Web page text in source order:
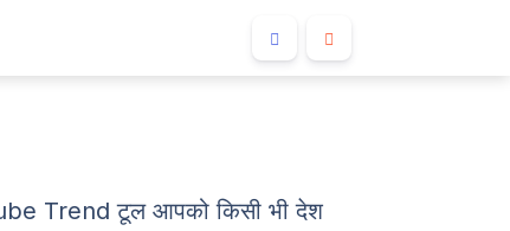
Trend टूल आपको किसी भी देश